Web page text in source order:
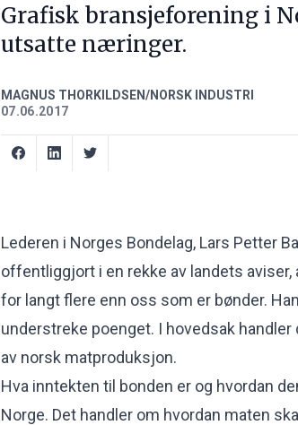
Grafisk bransjeforening i
utsatte næringer.
MAGNUS THORKILDSEN/NORSK INDUSTRI
07.06.2017
Lederen i Norges Bondelag, Lars Petter
offentliggjort i en rekke av landets
for langt flere enn oss som er bønder.
understreke poenget. I hovedsak
av norsk matproduksjon.
Hva inntekten til bonden er og hvordan
Norge. Det handler om hvordan maten